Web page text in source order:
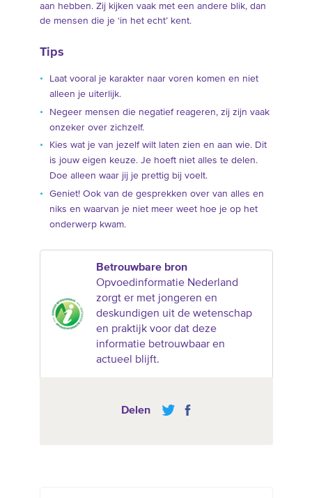
aan hebben. Zij kijken vaak met een andere blik, dan
de mensen die je ‘in het echt’ kent.
Tips
Laat vooral je karakter naar voren komen en niet
alleen je uiterlijk.
Negeer mensen die negatief reageren, zij zijn vaak
onzeker over zichzelf.
Kies wat je van jezelf wilt laten zien en aan wie. Dit
is jouw eigen keuze. Je hoeft niet alles te delen.
Doe alleen waar jij je prettig bij voelt.
Geniet! Ook van de gesprekken over van alles en
niks en waarvan je niet meer weet hoe je op het
onderwerp kwam.
Betrouwbare bron
Opvoedinformatie Nederland
zorgt er met jongeren en
deskundigen uit de wetenschap
en praktijk voor dat deze
informatie betrouwbaar en
actueel blijft.
Delen